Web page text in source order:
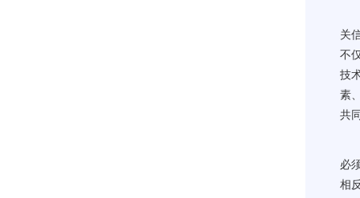
关
不
技
素
共
必
相